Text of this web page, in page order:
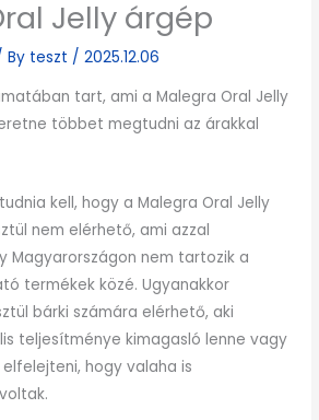
Jelly árgép
By teszt /2025.12.06
tart, ami a Malegra Oral Jelly
többet megtudni az árakkal
kell, hogy a Malegra Oral Jelly
nem elérhető, ami azzal
Magyarországon nem tartozik a
termékek közé. Ugyanakkor
bárki számára elérhető, aki
teljesítménye kimagasló lenne vagy
hogy valaha is